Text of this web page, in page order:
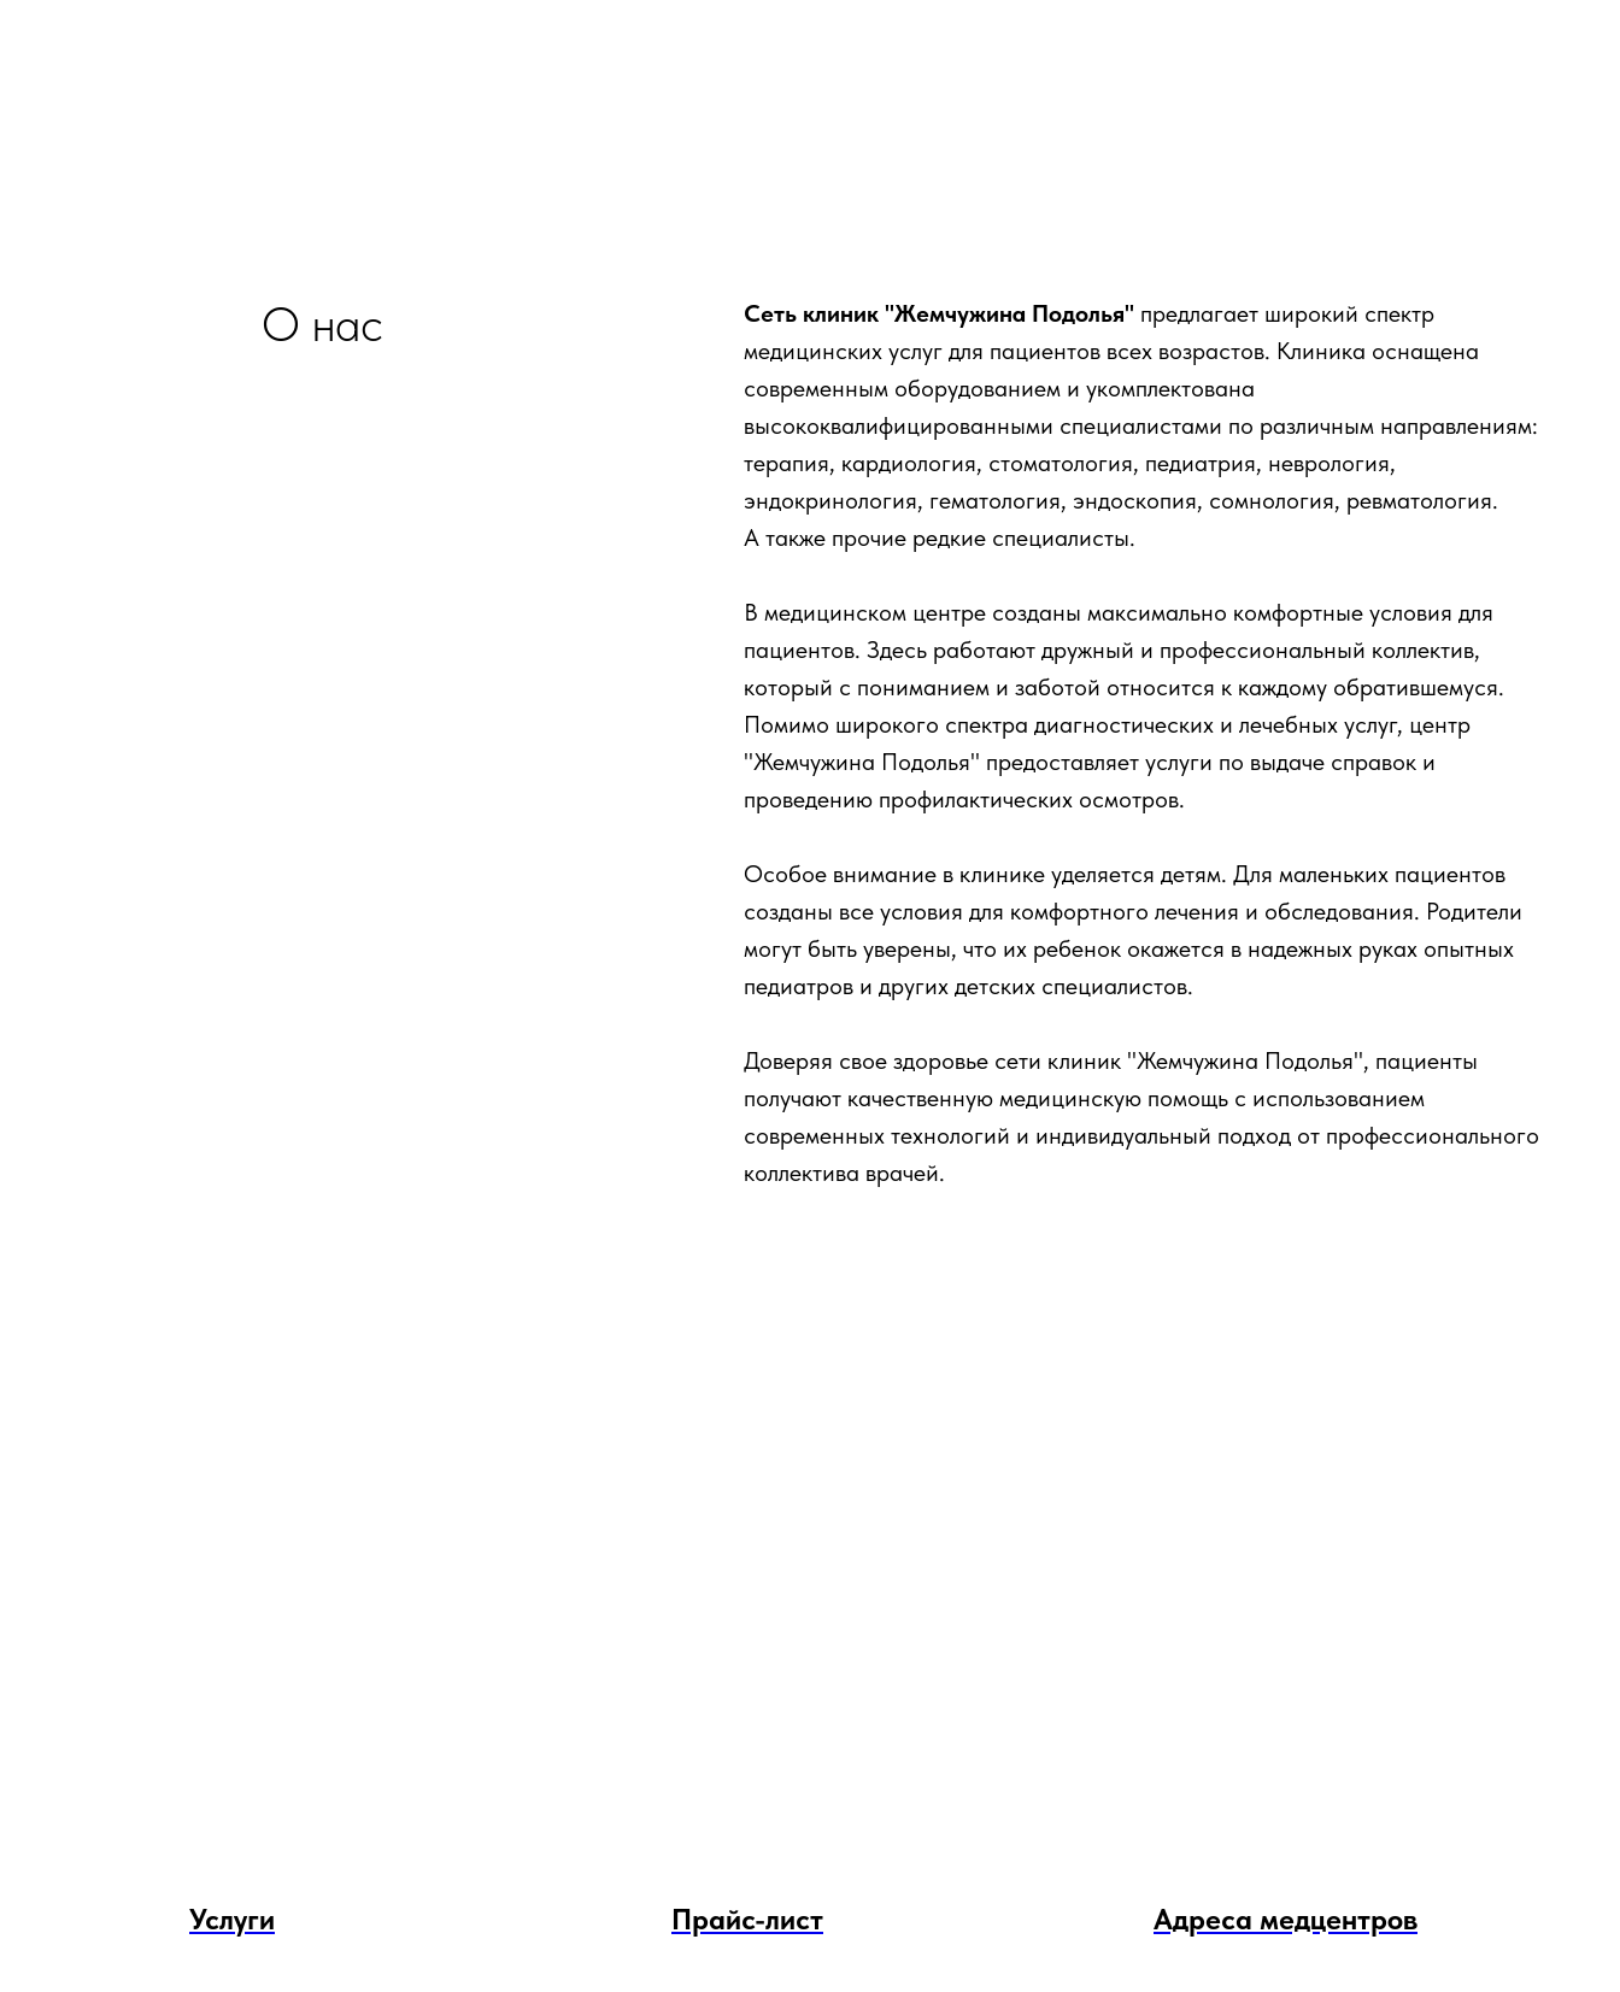
О нас Сеть клиник "Жемчужина Подолья" предлагает широкий спектр
медицинских услуг для пациентов всех возрастов. Клиника оснащена
современным оборудованием и укомплектована
высококвалифицированными специалистами по различным направлениям:
терапия, кардиология, стоматология, педиатрия, неврология,
эндокринология, гематология, эндоскопия, сомнология, ревматология.
А также прочие редкие специалисты.
В медицинском центре созданы максимально комфортные условия для
пациентов. Здесь работают дружный и профессиональный коллектив,
который с пониманием и заботой относится к каждому обратившемуся.
Помимо широкого спектра диагностических и лечебных услуг, центр
"Жемчужина Подолья" предоставляет услуги по выдаче справок и
проведению профилактических осмотров.
Особое внимание в клинике уделяется детям. Для маленьких пациентов
созданы все условия для комфортного лечения и обследования. Родители
могут быть уверены, что их ребенок окажется в надежных руках опытных
педиатров и других детских специалистов.
Доверяя свое здоровье сети клиник "Жемчужина Подолья", пациенты
получают качественную медицинскую помощь с использованием
современных технологий и индивидуальный подход от профессионального
коллектива врачей.
Услуги Прайс-лист Адреса медцентров